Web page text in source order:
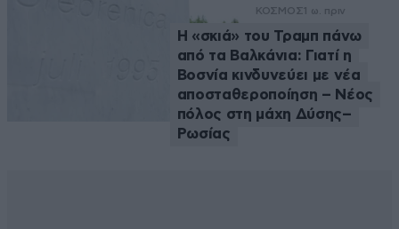
ΚΟΣΜΟΣ 1 ω. πριν
Η «σκιά» του Τραμπ πάνω
από τα Βαλκάνια: Γιατί η
Βοσνία κινδυνεύει με νέα
αποσταθεροποίηση – Νέος
πόλος στη μάχη Δύσης–
Ρωσίας